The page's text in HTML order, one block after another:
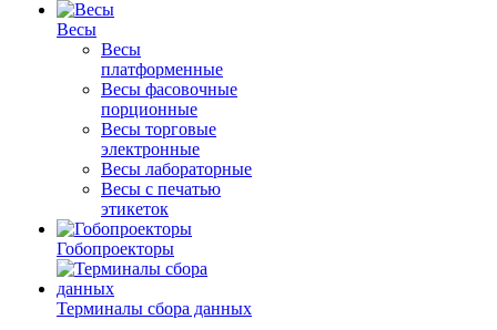
Весы
Весы
платформенные
Весы фасовочные
порционные
Весы торговые
электронные
Весы лабораторные
Весы с печатью
этикеток
Гобопроекторы
Терминалы сбора данных